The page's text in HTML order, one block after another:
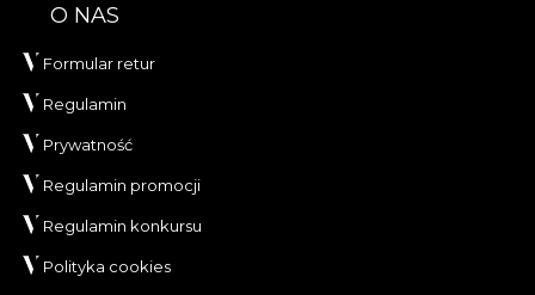
O NAS
Formular retur
Regulamin
Prywatność
Regulamin promocji
Regulamin konkursu
Polityka cookies